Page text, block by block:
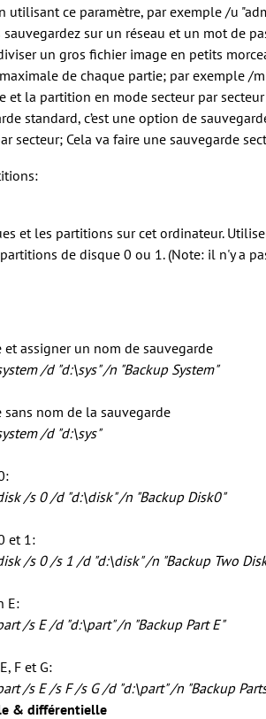
utilisant ce paramètre, par exemple /u
sur un réseau et un mot de
un gros fichier image en petits
de chaque partie; par exemple /
et la partition en mode secteur par
standard, c’est une option de
secteur; Cela va faire une sauvegarde
et les partitions sur cet ordinateur.
de disque 0 ou 1. (Note: il n'y a
et assigner un nom de sauvegarde
/d "d:\sys" /n "Backup System"
sans nom de la sauvegarde
/d "d:\sys"
/s 0/d "d:\disk" /n "Backup Disk0"
et 1:
/s 0 /s 1 /d "d:\disk" /n "Backup Two
E:
/s E/d "d:\part" /n "Backup Part E"
F et G:
/s E /s F /s G/d "d:\part" /n "Backup
& différentielle